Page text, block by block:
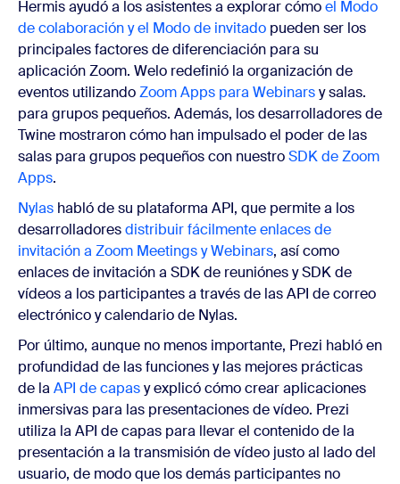
Hermis ayudó a los asistentes a explorar cómoel Modo
de colaboración y el Modo de invitado pueden ser los
principales factores de diferenciación para su
aplicación Zoom. Welo redefinió la organización de
eventos utilizandoZoom Apps para Webinarsy salas.
para grupos pequeños. Además, los desarrolladores de
Twine mostraron cómo han impulsado el poder de las
salas para grupos pequeños con nuestroSDK de Zoom
Apps.
Nylas habló de su plataforma API, que permite a los
desarrolladoresdistribuir fácilmente enlaces de
invitación a Zoom Meetings y Webinars, así como
enlaces de invitación a SDK de reuniónes y SDK de
vídeos a los participantes a través de las API de correo
electrónico y calendario de Nylas.
Por último, aunque no menos importante, Prezi habló en
profundidad de las funciones y las mejores prácticas
de la API de capasy explicó cómo crear aplicaciones
inmersivas para las presentaciones de vídeo. Prezi
utiliza la API de capas para llevar el contenido de la
presentación a la transmisión de vídeo justo al lado del
usuario, de modo que los demás participantes no